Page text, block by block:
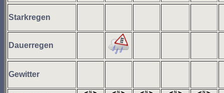
Starkregen
Dauerregen
Gewitter